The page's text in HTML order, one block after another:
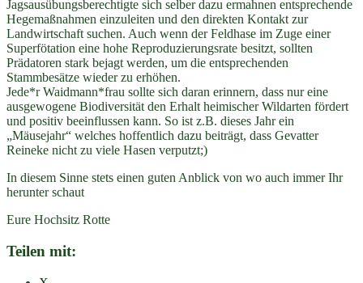
Jagsausübungsberechtigte sich selber dazu ermahnen entsprechende
Hegemaßnahmen einzuleiten und den direkten Kontakt zur
Landwirtschaft suchen. Auch wenn der Feldhase im Zuge einer
Superfötation eine hohe Reproduzierungsrate besitzt, sollten
Prädatoren stark bejagt werden, um die entsprechenden
Stammbesätze wieder zu erhöhen.
Jede*r Waidmann*frau sollte sich daran erinnern, dass nur eine
ausgewogene Biodiversität den Erhalt heimischer Wildarten fördert
und positiv beeinflussen kann. So ist z.B. dieses Jahr ein
„Mäusejahr“ welches hoffentlich dazu beiträgt, dass Gevatter
Reineke nicht zu viele Hasen verputzt;)
In diesem Sinne stets einen guten Anblick von wo auch immer Ihr
herunter schaut
Eure Hochsitz Rotte
Teilen mit: